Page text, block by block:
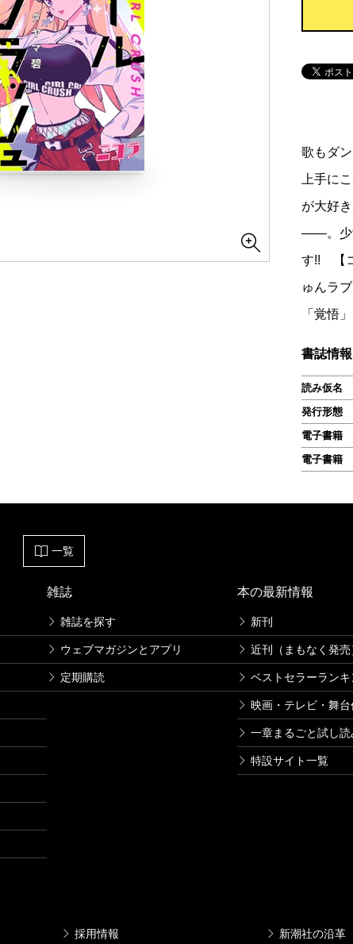
歌もダ
上手に
が大好
――。少
す!! 【
ゅんラ
「覚悟
書誌情報
読み仮名
発行形態
電子書籍
電子書籍
一覧
雑誌
雑誌を探す
ウェブマガジンとアプリ
定期購読
本の最新情報
新刊
近刊（まもなく発売
ベストセラーランキ
映画・テレビ・舞台
一章まるごと試し
特設サイト一覧
採用情報 新潮社の沿革